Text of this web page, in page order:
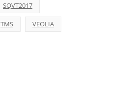
SQVT2017
TMS VEOLIA